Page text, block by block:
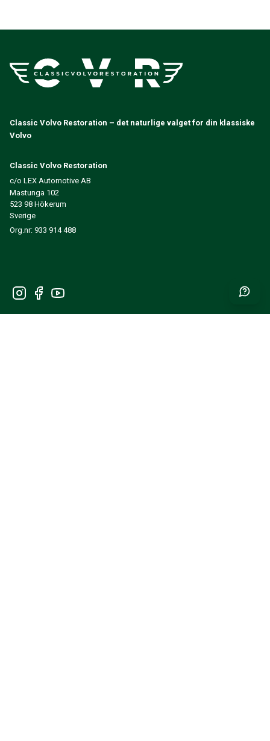
Classic Volvo Restoration – det naturlige valget for din klassiske
Volvo
Classic Volvo Restoration
c/o LEX Automotive AB
Mastunga 102
523 98 Hökerum
Sverige
Org.nr: 933 914 488